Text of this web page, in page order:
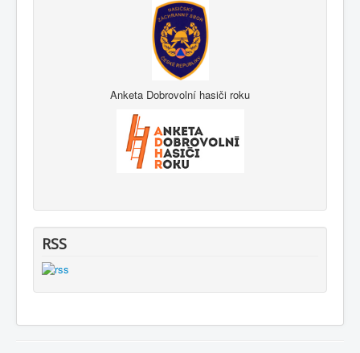
Anketa Dobrovolní hasiči roku
RSS